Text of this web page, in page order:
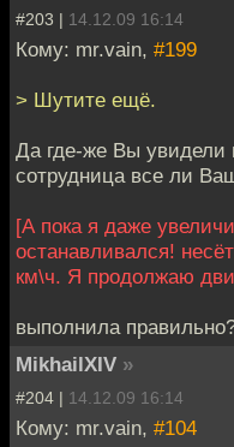
#203 | 14.12.09 16:14
Кому: mr.vain, #199
> Шутите ещё.
Да где-же Вы
сотрудница все ли
[А пока я даже
останавливался!
км\ч. Я продолжаю
выполнила
MikhailXIV »
#204 | 14.12.09 16:14
Кому: mr.vain, #104